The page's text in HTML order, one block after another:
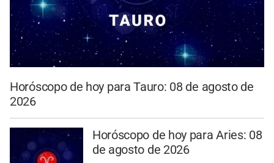
Horóscopo de hoy para Tauro: 08 de agosto de
2026
Horóscopo de hoy para Aries: 08
de agosto de 2026